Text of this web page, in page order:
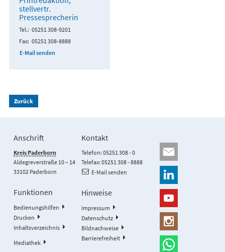
stellvertr.
Pressesprecherin
Tel. 05251 308-9201
Fax 05251 308-8888
E-Mail senden
Zurück
Anschrift
Kreis Paderborn
Aldegreverstraße 10 – 14
33102 Paderborn
Kontakt
Telefon: 05251 308 - 0
Telefax: 05251 308 - 8888
E-Mail senden
Funktionen
Bedienungshilfen
Drucken
Inhaltsverzeichnis
Mediathek
Hinweise
Impressum
Datenschutz
Bildnachweise
Barrierefreiheit